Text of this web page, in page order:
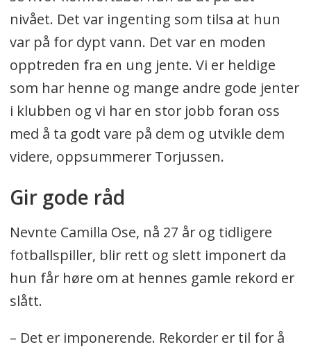
nivået. Det var ingenting som tilsa at hun
var på for dypt vann. Det var en moden
opptreden fra en ung jente. Vi er heldige
som har henne og mange andre gode jenter
i klubben og vi har en stor jobb foran oss
med å ta godt vare på dem og utvikle dem
videre, oppsummerer Torjussen.
Gir gode råd
Nevnte Camilla Ose, nå 27 år og tidligere
fotballspiller, blir rett og slett imponert da
hun får høre om at hennes gamle rekord er
slått.
– Det er imponerende. Rekorder er til for å